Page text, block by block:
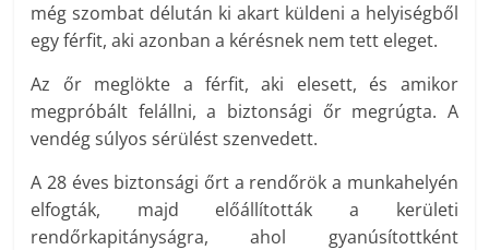
még szombat délután ki akart küldeni a helyiségből
egy férfit, aki azonban a kérésnek nem tett eleget.
Az őr meglökte a férfit, aki elesett, és amikor
megpróbált felállni, a biztonsági őr megrúgta. A
vendég súlyos sérülést szenvedett.
A 28 éves biztonsági őrt a rendőrök a munkahelyén
elfogták, majd előállították a kerületi
rendőrkapitányságra, ahol gyanúsítottként